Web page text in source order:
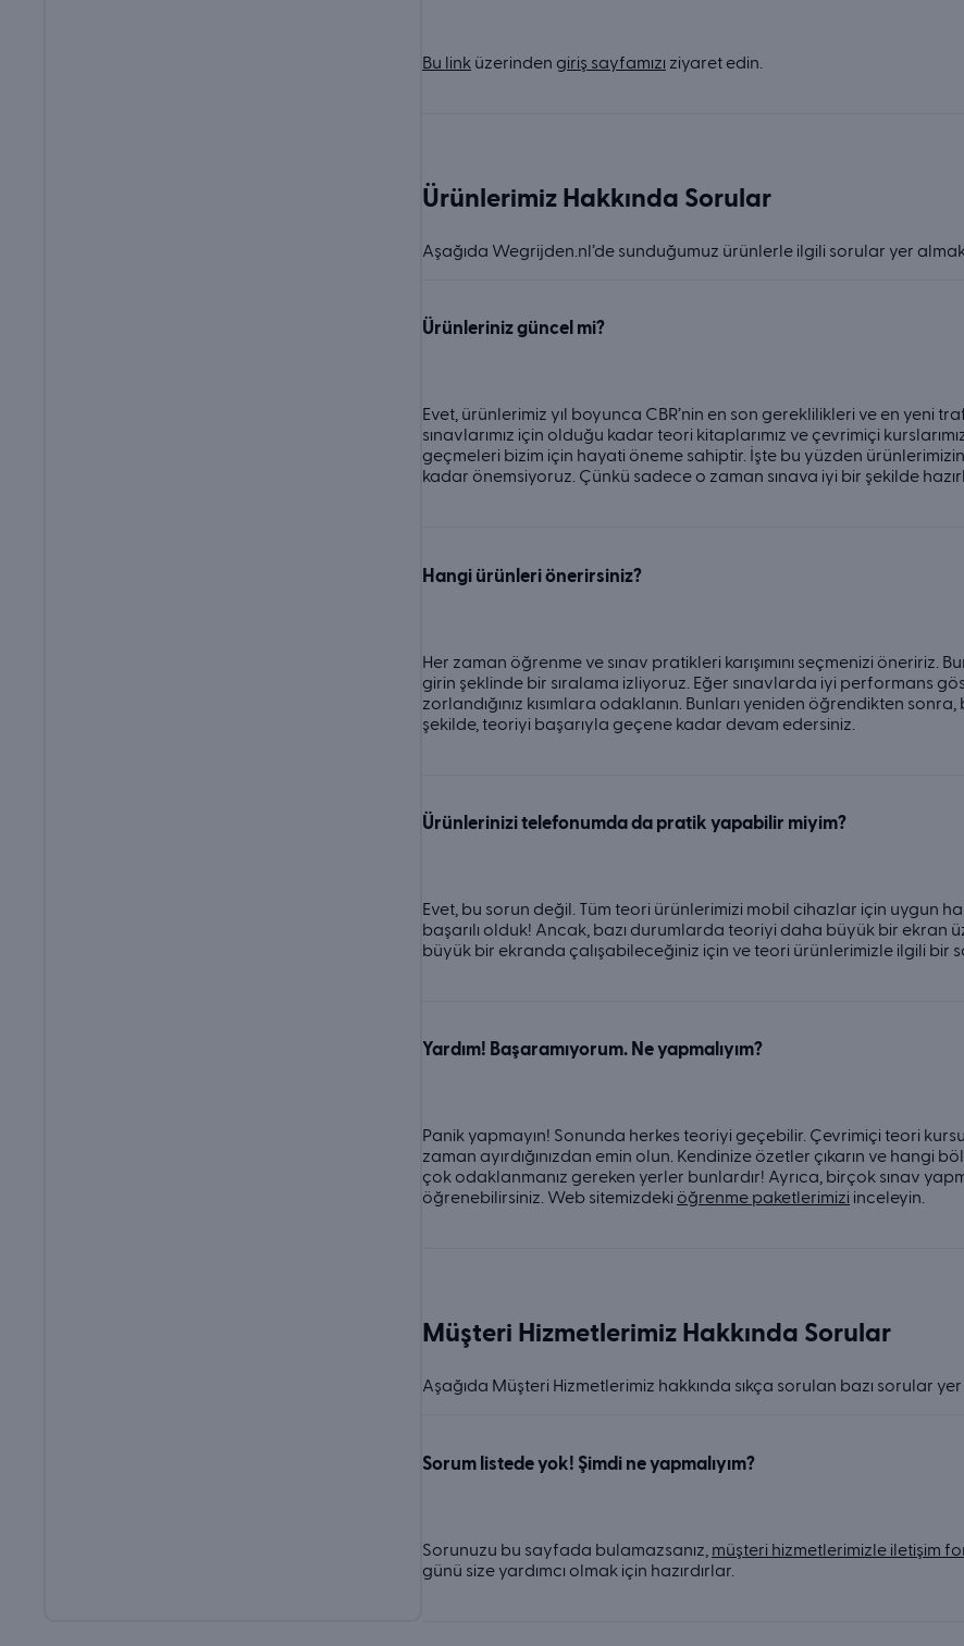
Bu link üzerinden giriş sayfamızı ziyaret edin.
Ürünlerimiz Hakkında Sorular
Aşağıda Wegrijden.nl’de sunduğumuz ürünlerle ilgili sorular yer
Ürünleriniz güncel mi?
Evet, ürünlerimiz yıl boyunca CBR’nin en son gereklilikleri ve en yeni
sınavlarımız için olduğu kadar teori kitaplarımız ve çevrimiçi
geçmeleri bizim için hayati öneme sahiptir. İşte bu yüzden ürünlerimizin
kadar önemsiyoruz. Çünkü sadece o zaman sınava iyi bir şekilde
Hangi ürünleri önerirsiniz?
Her zaman öğrenme ve sınav pratikleri karışımını seçmenizi
girin şeklinde bir sıralama izliyoruz. Eğer sınavlarda iyi performans
zorlandığınız kısımlara odaklanın. Bunları yeniden öğrendikten
şekilde, teoriyi başarıyla geçene kadar devam edersiniz.
Ürünlerinizi telefonumda da pratik yapabilir miyim?
Evet, bu sorun değil. Tüm teori ürünlerimizi mobil cihazlar için uygun
başarılı olduk! Ancak, bazı durumlarda teoriyi daha büyük bir ekran
büyük bir ekranda çalışabileceğiniz için ve teori ürünlerimizle ilgili bir
Yardım! Başaramıyorum. Ne yapmalıyım?
Panik yapmayın! Sonunda herkes teoriyi geçebilir. Çevrimiçi teori
zaman ayırdığınızdan emin olun. Kendinize özetler çıkarın ve hangi
çok odaklanmanız gereken yerler bunlardır! Ayrıca, birçok sınav
öğrenebilirsiniz. Web sitemizdeki öğrenme paketlerimizi inceleyin.
Müşteri Hizmetlerimiz Hakkında Sorular
Aşağıda Müşteri Hizmetlerimiz hakkında sıkça sorulan bazı sorular
Sorum listede yok! Şimdi ne yapmalıyım?
Sorunuzu bu sayfada bulamazsanız, müşteri hizmetlerimizle iletişim
günü size yardımcı olmak için hazırdırlar.